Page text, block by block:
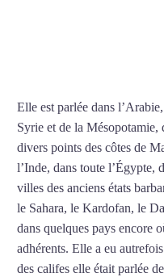
Elle est parlée dans
Syrie et de la Mésopotamie,
divers points des côtes de
l’Inde, dans toute l’Égypte,
villes des anciens états
le Sahara, le Kardofan, le
dans quelques pays encore
adhérents. Elle a eu
des califes elle était parlée